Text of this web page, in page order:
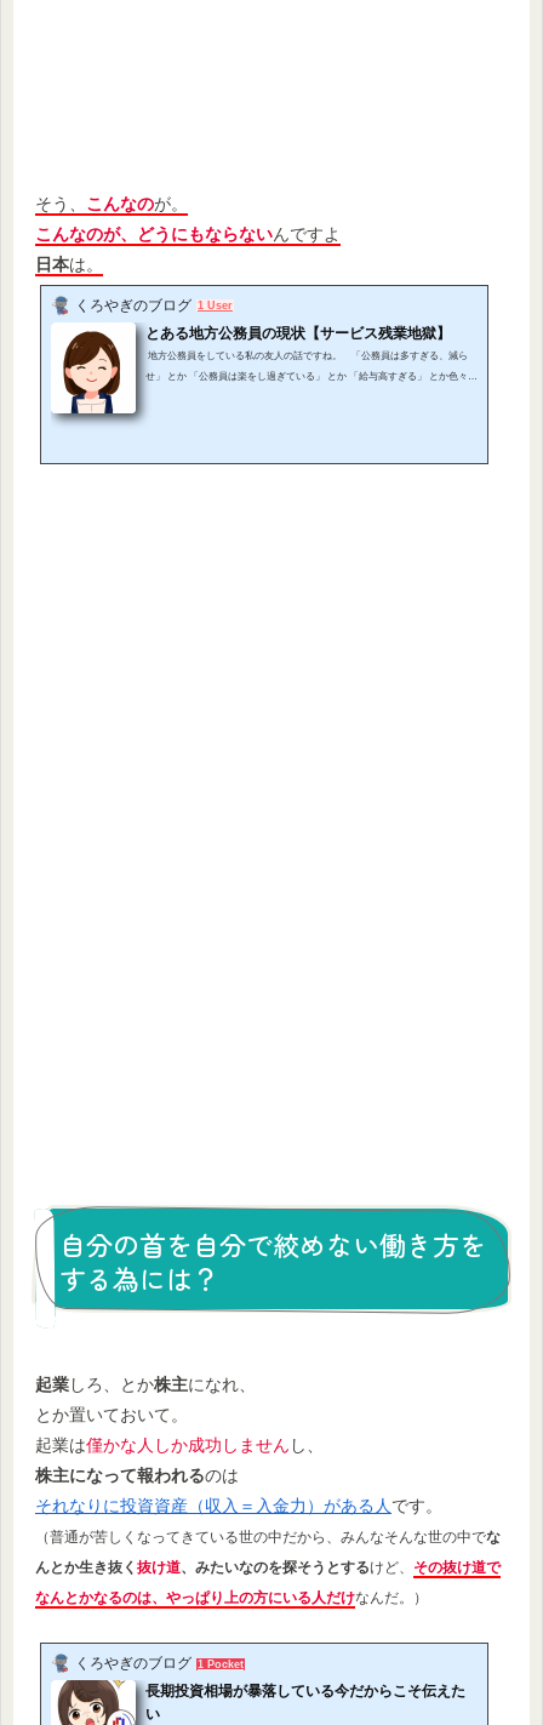
そう、 こんなのが。
こんなのが、どうにもならないんですよ
日本は。
くろやぎのブログ 1 User
とある地方公務員の現状【サービス残業地獄】
地方公務員をしている私の友人の話ですね。 「公務員は多すぎる、減ら
せ」 とか 「公務員は楽をし過ぎている」 とか 「給与高すぎる」 とか色々聞
自分の首を自分で絞めない働き方を
する為には？
起業しろ、とか株主になれ、
とか置いておいて。
起業は僅かな人しか成功しません し、
株主になって報われるのは
それなりに投資資産（収入＝入金力）がある人 です。
（普通が苦しくなってきている世の中だから、みんなそんな世の中でな
んとか生き抜く 抜け道、みたいなのを探そうとするけど、 その抜け道で
なんとかなるのは、やっぱり上の方にいる人だけなんだ。）
くろやぎのブログ 1 Pocket
長期投資相場が暴落している今だからこそ伝えた
い